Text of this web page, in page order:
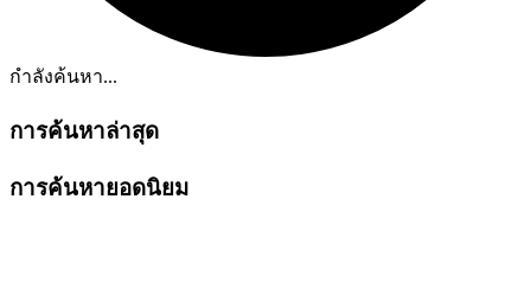
กำลังค้นหา...
การค้นหาล่าสุด
การค้นหายอดนิยม